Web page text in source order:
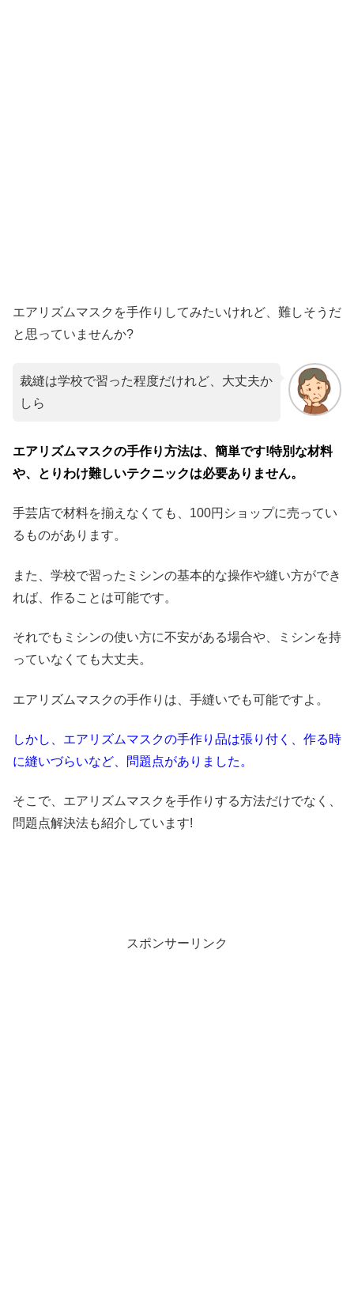
エアリズムマスクを手作りしてみたいけれど、難しそうだ
と思っていませんか?
裁縫は学校で習った程度だけれど、大丈夫か
しら
エアリズムマスクの手作り方法は、簡単です!特別な材料
や、とりわけ難しいテクニックは必要ありません。
手芸店で材料を揃えなくても、100円ショップに売ってい
るものがあります。
また、学校で習ったミシンの基本的な操作や縫い方ができ
れば、作ることは可能です。
それでもミシンの使い方に不安がある場合や、ミシンを持
っていなくても大丈夫。
エアリズムマスクの手作りは、手縫いでも可能ですよ。
しかし、エアリズムマスクの手作り品は張り付く、作る時
に縫いづらいなど、問題点がありました。
そこで、エアリズムマスクを手作りする方法だけでなく、
問題点解決法も紹介しています!
スポンサーリンク